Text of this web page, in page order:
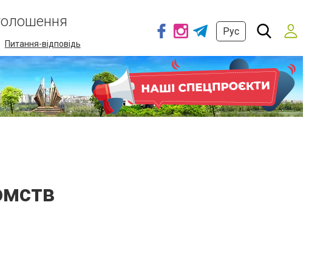
Питання-відповідь
Рус